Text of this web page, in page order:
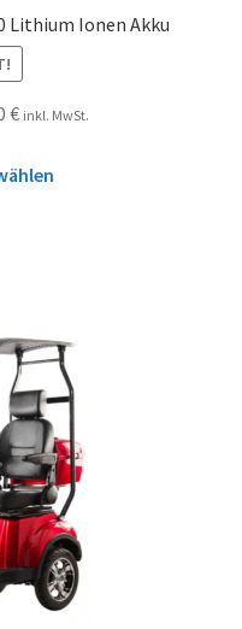
Lithium Ionen Akku
€ inkl. MwSt.